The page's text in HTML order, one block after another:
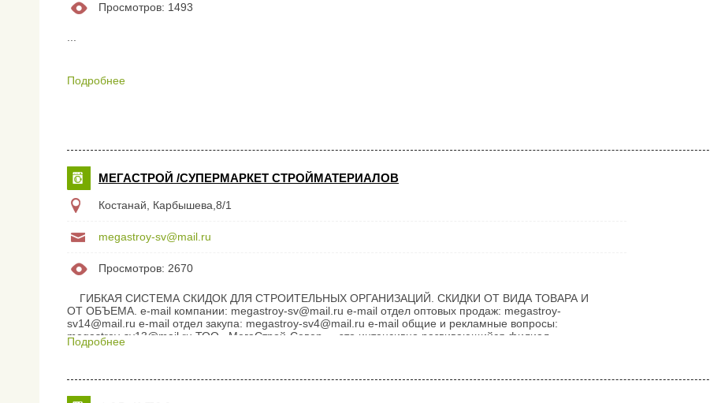
Просмотров: 1493
Подробнее
МЕГАСТРОЙ /СУПЕРМАРКЕТ СТРОЙМАТЕРИАЛОВ
Костанай, Карбышева,8/1
megastroy-sv@mail.ru
Просмотров: 2670
ГИБКАЯ СИСТЕМА СКИДОК ДЛЯ СТРОИТЕЛЬНЫХ ОРГАНИЗАЦИЙ. СКИДКИ ОТ ВИДА ТОВАРА И
ОТ ОБЪЕМА. е-mail компании: megastroy-sv@mail.ru е-mail отдел оптовых продаж: megastroy-
sv14@mail.ru е-mail отдел закупа: megastroy-sv4@mail.ru е-mail общие и рекламные вопросы:
megastroy-sv13@mail.ru ТОО «МегаСтрой-Север» - это интенсивно развивающийся филиал
Алматинской торговой компании «МегаСтрой», открытый в г. Костанай в 29 сентября 2006 года.
Подробнее